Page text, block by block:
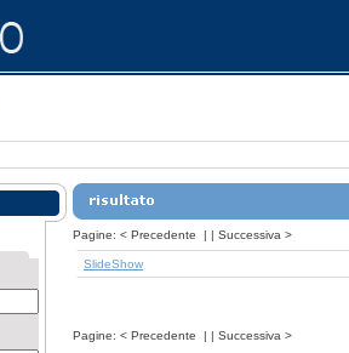
Pagine: < Precedente | | Successiva >
SlideShow
Pagine: < Precedente | | Successiva >